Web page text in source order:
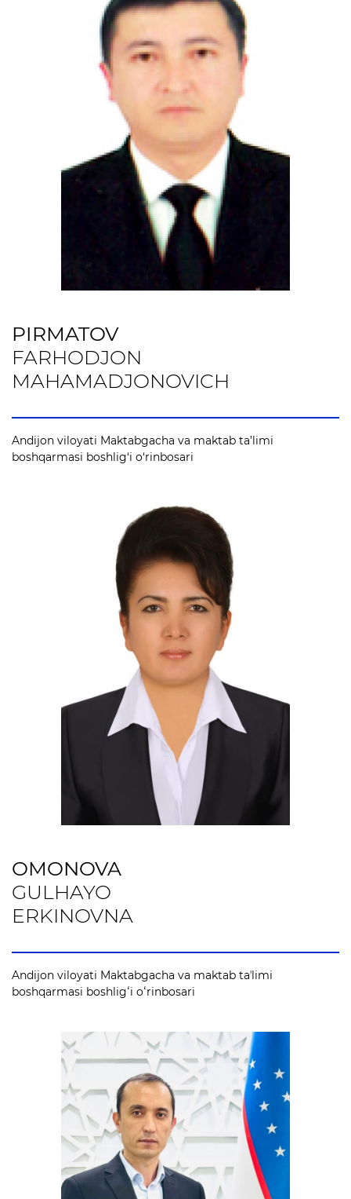
OCHIQ MA'LUMOTLAR (PF-
6247)
Ochiq ma'lumotlar to'plami
Tanlov uchun savollar
ro'yxati
Korrupsiyaga qarshi
kurash
Korrupsiyaga oid targ'ibot
materiallari
Korrupsiyaga qarshi
kurashish bo'yicha idoraviy
harakatlariga oid
bo'yicha murojaat
boshligʻining Korrupsiyaga
qarshi kurashish yuzasidan
Hujjatlar
Yangiliklar
PIRMATOV
FARHODJON
MAHAMADJONOVICH
Andijon viloyati Maktabgacha va maktab ta’limi
boshqarmasi boshlig‘i o‘rinbosari
OMONOVA
GULHAYO
ERKINOVNA
Andijon viloyati Maktabgacha va maktab taʼlimi
boshqarmasi boshligʻi oʻrinbosari